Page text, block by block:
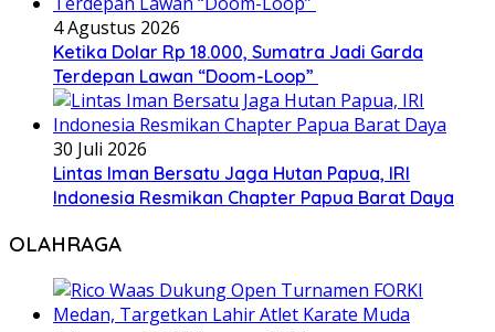
4 Agustus 2026
Ketika Dolar Rp 18.000, Sumatra Jadi Garda
Terdepan Lawan “Doom-Loop”
30 Juli 2026
Lintas Iman Bersatu Jaga Hutan Papua, IRI
Indonesia Resmikan Chapter Papua Barat Daya
OLAHRAGA